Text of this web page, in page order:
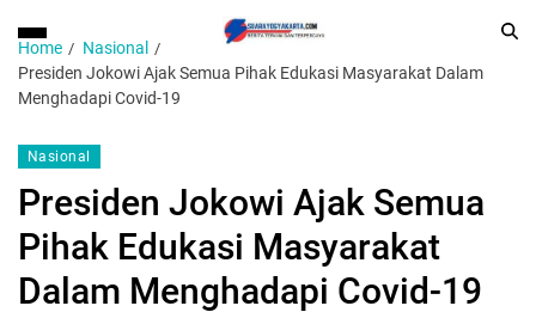
Home
Nasional
Presiden Jokowi Ajak Semua Pihak Edukasi Masyarakat Dalam
Menghadapi Covid-19
Nasional
Presiden Jokowi Ajak Semua
Pihak Edukasi Masyarakat
Dalam Menghadapi Covid-19